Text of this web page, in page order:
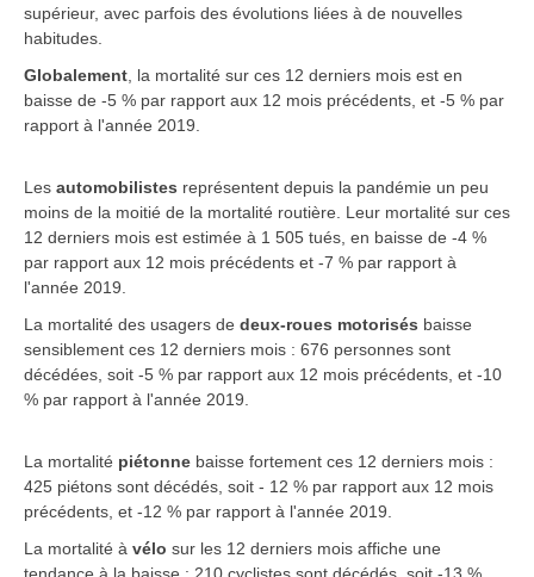
supérieur, avec parfois des évolutions liées à de nouvelles
habitudes.
Globalement, la mortalité sur ces 12 derniers mois est en
baisse de -5 % par rapport aux 12 mois précédents, et -5 % par
rapport à l'année 2019.
Les automobilistes représentent depuis la pandémie un peu
moins de la moitié de la mortalité routière. Leur mortalité sur ces
12 derniers mois est estimée à 1 505 tués, en baisse de -4 %
par rapport aux 12 mois précédents et -7 % par rapport à
l'année 2019.
La mortalité des usagers de deux-roues motorisés baisse
sensiblement ces 12 derniers mois : 676 personnes sont
décédées, soit -5 % par rapport aux 12 mois précédents, et -10
% par rapport à l'année 2019.
La mortalité piétonne baisse fortement ces 12 derniers mois :
425 piétons sont décédés, soit - 12 % par rapport aux 12 mois
précédents, et -12 % par rapport à l'année 2019.
La mortalité à vélo sur les 12 derniers mois affiche une